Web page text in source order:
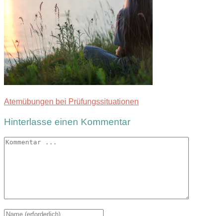
Atemübungen bei Prüfungssituationen
Hinterlasse einen Kommentar